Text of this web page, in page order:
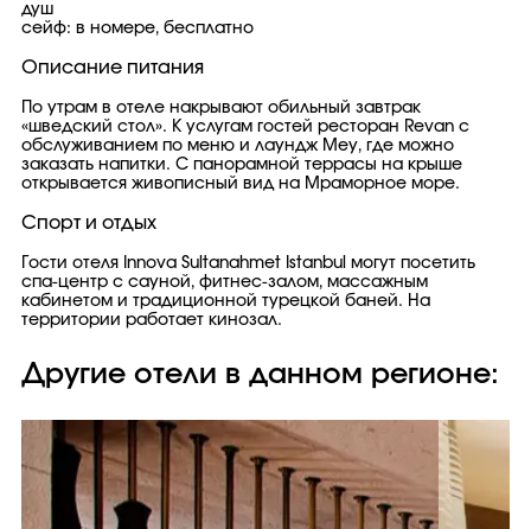
душ
сейф: в номере, бесплатно
Описание питания
По утрам в отеле накрывают обильный завтрак
«шведский стол». К услугам гостей ресторан Revan с
обслуживанием по меню и лаундж Mey, где можно
заказать напитки. С панорамной террасы на крыше
открывается живописный вид на Мраморное море.
Спорт и отдых
Гости отеля Innova Sultanahmet Istanbul могут посетить
спа-центр с сауной, фитнес-залом, массажным
кабинетом и традиционной турецкой баней. На
территории работает кинозал.
Другие отели в данном регионе: